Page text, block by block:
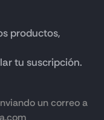
productos,
tu suscripción.
un correo a